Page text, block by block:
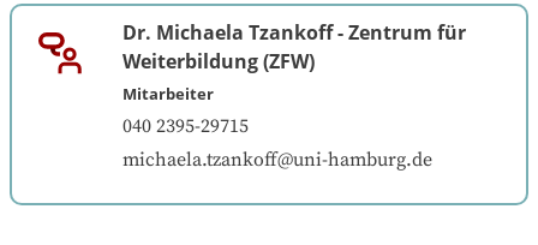
Dr. Michaela Tzankoff -Zentrum für
Weiterbildung (ZFW)
Mitarbeiter
040 2395-29715
michaela.tzankoff@uni-hamburg.de